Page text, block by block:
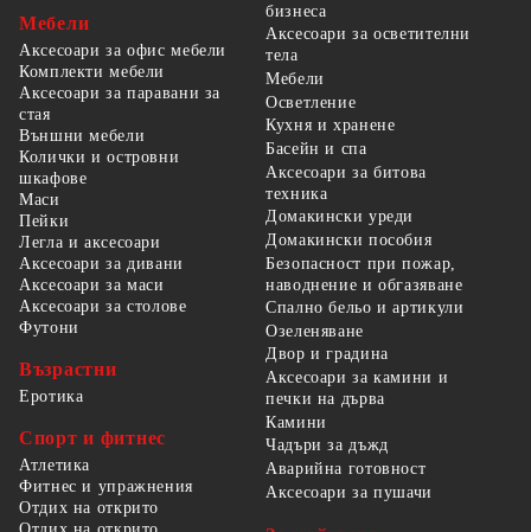
Мебели
Аксесоари за офис мебели
Комплекти мебели
Аксесоари за паравани за
стая
Външни мебели
Колички и островни
шкафове
Маси
Пейки
Легла и аксесоари
Аксесоари за дивани
Аксесоари за маси
Аксесоари за столове
Футони
Възрастни
Еротика
Спорт и фитнес
Атлетика
Фитнес и упражнения
Отдих на открито
бизнеса
Аксесоари за осветителни
тела
Мебели
Осветление
Кухня и хранене
Басейн и спа
Аксесоари за битова
техника
Домакински уреди
Домакински пособия
Безопасност при пожар,
наводнение и обгазяване
Спално бельо и артикули
Озеленяване
Двор и градина
Аксесоари за камини и
печки на дърва
Камини
Чадъри за дъжд
Аварийна готовност
Аксесоари за пушачи